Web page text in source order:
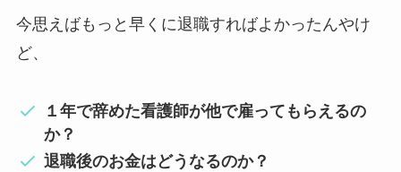
今思えばもっと早くに退職すればよかったんやけ
ど、
１年で辞めた看護師が他で雇ってもらえるの
か？
退職後のお金はどうなるのか？